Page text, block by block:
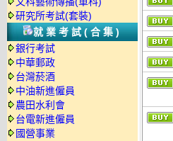
研究所考試(套裝)
就業考試(合集)
銀行考試
中華郵政
台灣菸酒
中油新進僱員
農田水利會
台電新進僱員
國營事業